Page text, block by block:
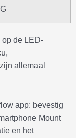
op de LED-
allemaal
app: bevestig
Mount
en het